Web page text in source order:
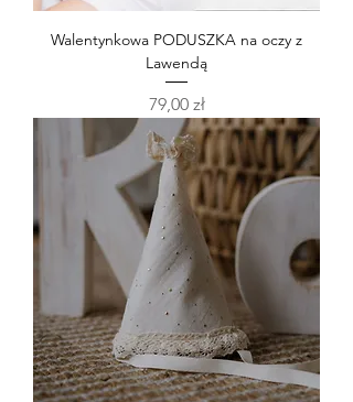
Walentynkowa PODUSZKA na oczy z
Lawendą
Cena
79,00 zł